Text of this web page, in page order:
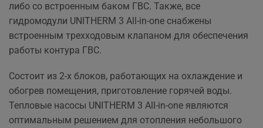
либо со встроенным баком ГВС. Также, все
гидромодули UNITHERM 3 All-in-one снабжены
встроенным трехходовым клапаном для обеспечения
работы контура ГВС.
Состоит из 2-х блоков, работающих на охлаждение и
обогрев помещения, приготовление горячей воды.
Тепловые насосы UNITHERM 3 All-in-one являются
оптимальным решением для отопления небольшого